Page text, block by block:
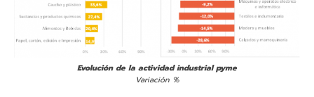
Evolución de la actividad industrial pyme
Variación %